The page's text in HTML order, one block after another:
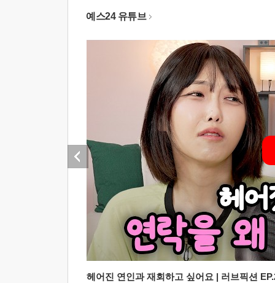
예스24 유튜브
헤어진 연인과 재회하고 싶어요 | 러브픽션